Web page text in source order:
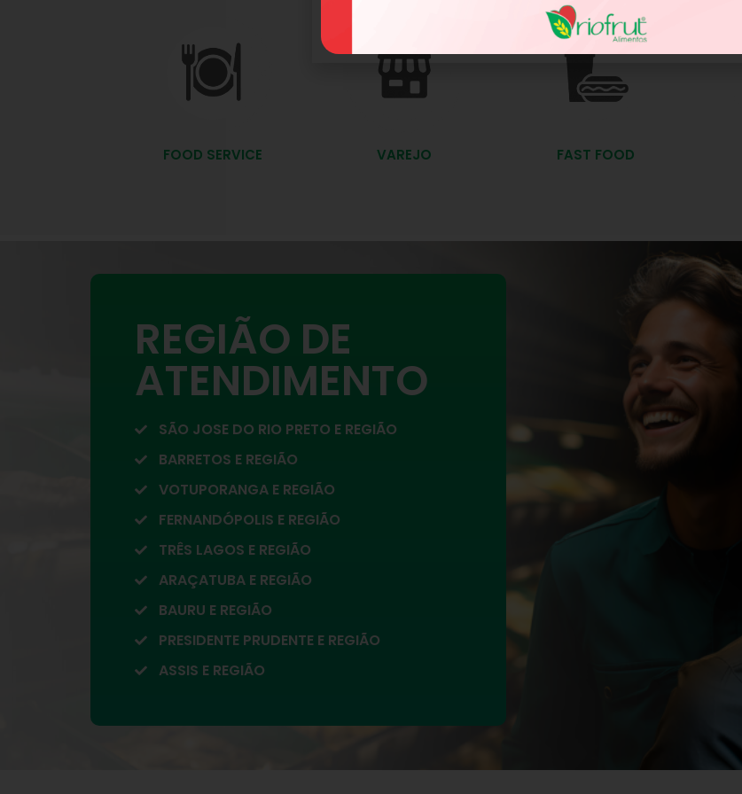
FOOD SERVICE VAREJO FAST FOOD
REGIÃO DE
ATENDIMENTO
SÃO JOSE DO RIO PRETO E REGIÃO
BARRETOS E REGIÃO
VOTUPORANGA E REGIÃO
FERNANDÓPOLIS E REGIÃO
TRÊS LAGOS E REGIÃO
ARAÇATUBA E REGIÃO
BAURU E REGIÃO
PRESIDENTE PRUDENTE E REGIÃO
ASSIS E REGIÃO